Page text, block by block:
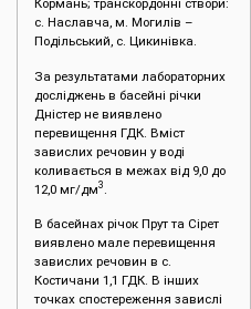
Кормань; транскордонні створи:
с. Наславча, м. Могилів –
Подільський, с. Цикинівка.
За результатами лабораторних
досліджень в басейні річки
Дністер не виявлено
перевищення ГДК. Вміст
завислих речовин у воді
коливається в межах від 9,0 до
12,0 мг/дм3
В басейнах річок Прут та Сірет
виявлено мале перевищення
завислих речовин в с.
Костичани 1,1 ГДК. В інших
точках спостереження завислі